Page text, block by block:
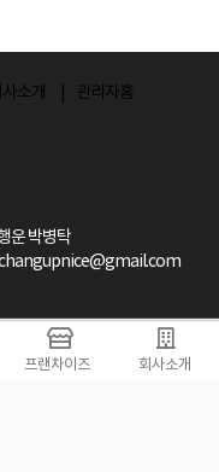
소개 관리자홈
운 박병탁
changupnice@gmail.com
예비창업자, 상가분양사, 시행
나이스에서 이들로부터
프랜차이즈 회사소개